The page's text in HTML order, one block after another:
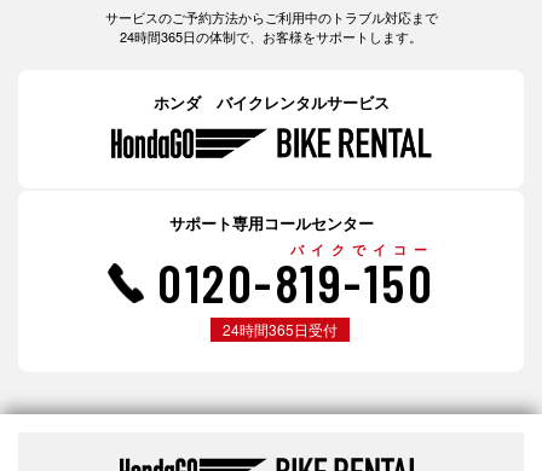
サービスのご予約方法からご利用中のトラブル対応まで
24時間365日の体制で、お客様をサポートします。
ホンダ バイクレンタルサービス
サポート専用コールセンター
バイクでイコー
0120-819-150
24時間365日受付